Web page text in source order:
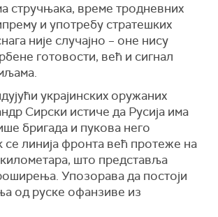
стручњака, време тродневних
и употребу стратешких
није случајно – оне нису
готовости, већ и сигнал
украјинских оружаних
Сирски истиче да Русија има
бригада и пукова него
се линија фронта већ протеже на
што представља
Упозорава да постоји
од руске офанзиве из